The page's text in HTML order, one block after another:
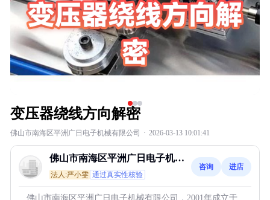
变压器绕线方向解密
佛山市南海区平洲广日电子机械有限公司 · 2026-03-13 10:01:41
佛山市南海区平洲广日电子机械
有限公司
法人:严小雯 通过真实性核验
咨询 进店
佛山市南海区平洲广日电子机械有限公司，2001年成立于